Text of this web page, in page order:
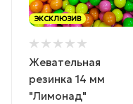
ЭКСКЛЮЗИВ
Жевательная
резинка 14 мм
"Лимонад"